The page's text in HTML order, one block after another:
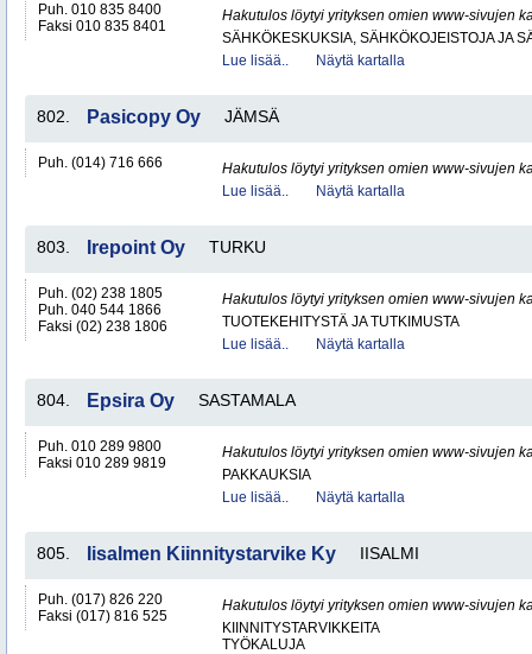
Puh. 010 835 8400
Faksi 010 835 8401
Hakutulos löytyi yrityksen omien www-sivujen
SÄHKÖKESKUKSIA, SÄHKÖKOJEISTOJA JA
Lue lisää..
Näytä kartalla
802. Pasicopy Oy JÄMSÄ
Puh. (014) 716 666
Hakutulos löytyi yrityksen omien www-sivujen
Lue lisää..
Näytä kartalla
803. Irepoint Oy TURKU
Puh. (02) 238 1805
Puh. 040 544 1866
Faksi (02) 238 1806
Hakutulos löytyi yrityksen omien www-sivujen
TUOTEKEHITYSTÄ JA TUTKIMUSTA
Lue lisää..
Näytä kartalla
804. Epsira Oy SASTAMALA
Puh. 010 289 9800
Faksi 010 289 9819
Hakutulos löytyi yrityksen omien www-sivujen
PAKKAUKSIA
Lue lisää..
Näytä kartalla
805. Iisalmen Kiinnitystarvike Ky IISALMI
Puh. (017) 826 220
Faksi (017) 816 525
Hakutulos löytyi yrityksen omien www-sivujen
KIINNITYSTARVIKKEITA
TYÖKALUJA